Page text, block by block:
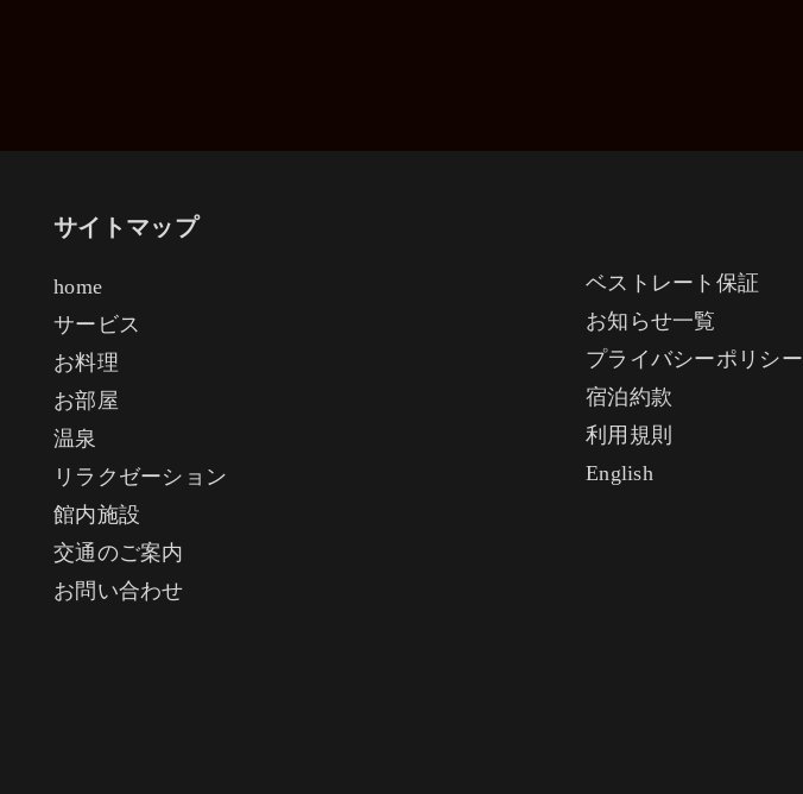
サイトマップ
home
サービス
お料理
お部屋
温泉
リラクゼーション
館内施設
交通のご案内
お問い合わせ
ベストレート保証
お知らせ一覧
プライバシーポリシー
宿泊約款
利用規則
English